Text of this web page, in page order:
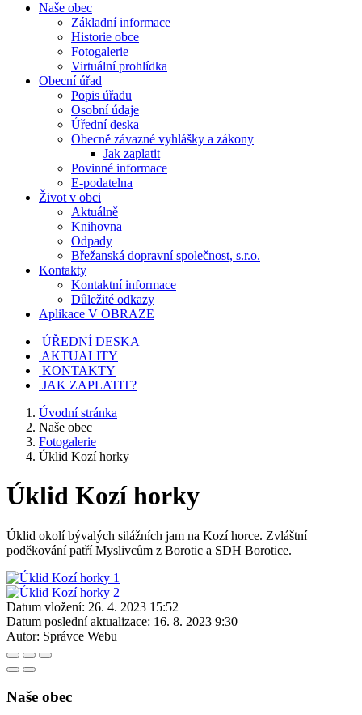
Naše obec
Základní informace
Historie obce
Fotogalerie
Virtuální prohlídka
Obecní úřad
Popis úřadu
Osobní údaje
Úřední deska
Obecně závazné vyhlášky a zákony
Jak zaplatit
Povinné informace
E-podatelna
Život v obci
Aktuálně
Knihovna
Odpady
Břežanská dopravní společnost, s.r.o.
Kontakty
Kontaktní informace
Důležité odkazy
Aplikace V OBRAZE
ÚŘEDNÍ DESKA
AKTUALITY
KONTAKTY
JAK ZAPLATIT?
Úvodní stránka
Naše obec
Fotogalerie
Úklid Kozí horky
Úklid Kozí horky
Úklid okolí bývalých silážních jam na Kozí horce. Zvláštní
poděkování patří Myslivcům z Borotic a SDH Borotice.
Datum vložení: 26. 4. 2023 15:52
Datum poslední aktualizace: 16. 8. 2023 9:30
Autor: Správce Webu
Naše obec